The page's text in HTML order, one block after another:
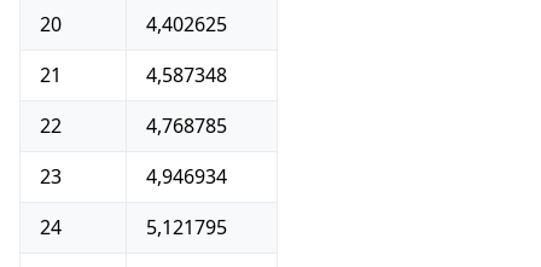
20
4,402625
21
4,587348
22
4,768785
23
4,946934
24
5,121795